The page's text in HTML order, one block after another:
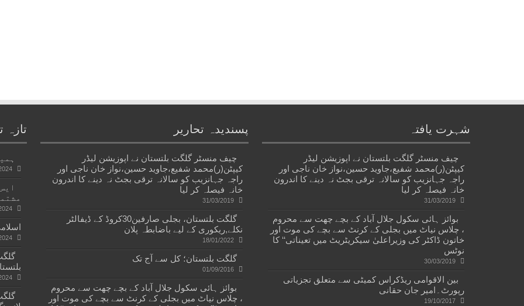
شہرت یافتہ
چیف منسٹر گلگت بلتستان نے اپوزیشن لیڈر
کیپٹن(ر)محمد شفیع،جاوید حسین،نواز خان ناجی اور
راجہ جہانزیب کو سالانہ ترقی بجٹ نہ دینے کا اندرون
خانہ فیصلہ کر لیا
31/03/2019
بوائز ہائی سکول جلال آباد کے بچے چھت سے محروم
، چلاس نیاٹ میں بجلی کے کرنٹ سے بچے کی موت اور
خاتون ڈاکٹر کی وزیراعلیٰ سیکریٹریٹ میں تعیناتی‘‘ کا
نوٹس
30/03/2019
بین الاقوامی ریڈکراس کمیٹی سے متعلق تجزیاتی
رپورٹ۔امیر جان حقانی
19/10/2017
پسندیدہ تحاریر
چیف منسٹر گلگت بلتستان نے اپوزیشن لیڈر
کیپٹن(ر)محمد شفیع،جاوید حسین،نواز خان ناجی اور
راجہ جہانزیب کو سالانہ ترقی بجٹ نہ دینے کا اندرون
خانہ فیصلہ کر لیا
31/03/2019
گلگت بلتستان، بجلی صارفین30کروڈ کے ڈیفالٹر
نکلے,ریکوری کے لیے باضابطہ پلان
18/01/2022
گلگت بلتستان؛ کل سے آج تک
01/09/2016
بوائز ہائی سکول جلال آباد کے بچے چھت سے محروم
، چلاس نیاٹ میں بجلی کے کرنٹ سے بچے کی موت اور
تازہ